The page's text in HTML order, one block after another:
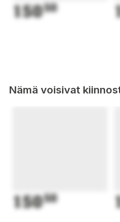
15050
Nämä voisivat
15050